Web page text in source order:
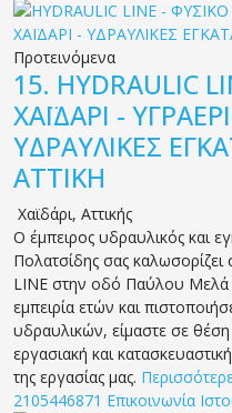
Προτεινόμενα
15. HYDRAULIC
ΧΑΪΔΑΡΙ -
ΥΔΡΑΥΛΙΚΕΣ
ΑΤΤΙΚΗ
Χαϊδάρι, Αττικής
Ο έμπειρος υδραυλικός και
Πολατσίδης σας καλωσορίζει
LINE στην οδό Παύλου Μελά
εμπειρία ετών και
υδραυλικών, είμαστε σε
εργασιακή και
της εργασίας μας.
2105446871 Επικοινωνία